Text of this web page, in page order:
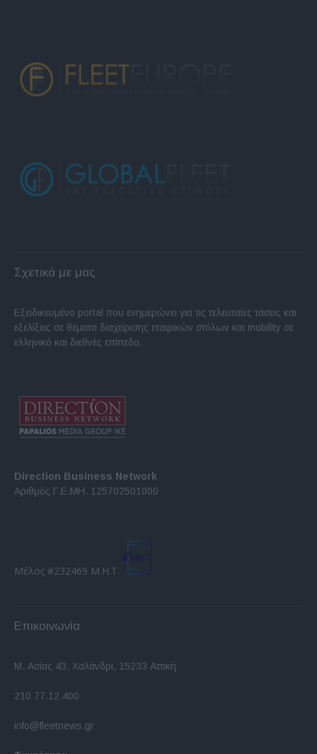
Σχετικά με μας
Εξειδικευμένο portal που ενημερώνει για τις τελευταίες τάσεις και
εξελίξεις σε θέματα διαχείρισης εταιρικών στόλων και mobility σε
ελληνικό και διεθνές επίπεδο.
Direction Business Network
Αριθμός Γ.Ε.ΜΗ. 125702501000
Μέλος #232469 Μ.Η.Τ.
Επικοινωνία
Μ. Ασίας 43, Χαλάνδρι, 15233 Αττική
210 77.12.400
info@fleetnews.gr